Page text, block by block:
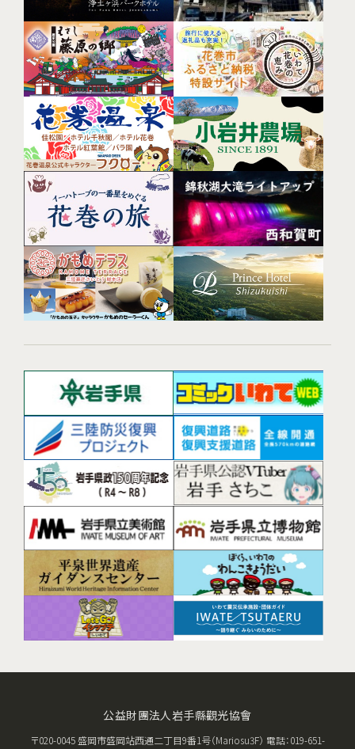
公益財團法人岩手縣觀光協會
〒020-0045 盛岡市盛岡站西通二丁目9番1号（Mariosu3F） 電話：019-651-